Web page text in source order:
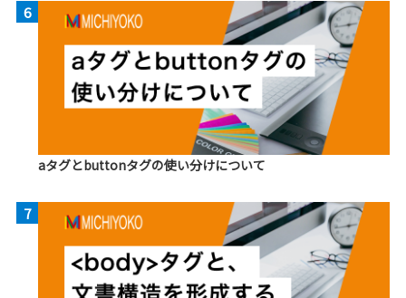
6
aタグとbuttonタグの使い分けについて
7